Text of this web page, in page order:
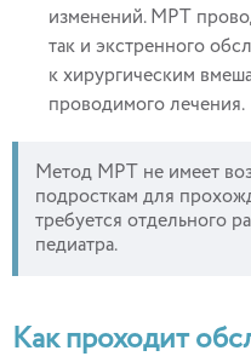
изменений. МРТ
так и экстренного
к хирургическим
проводимого лечения.
Метод МРТ не имеет
подросткам для
требуется отдельного
педиатра.
Как проходит